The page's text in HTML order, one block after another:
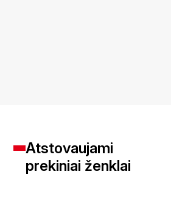
Atstovaujami
prekiniai ženklai